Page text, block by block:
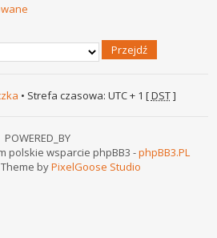
• Strefa czasowa: UTC + 1 [DST]
POWERED_BY
polskie wsparcie phpBB3 -phpBB3.PL
byPixelGoose Studio